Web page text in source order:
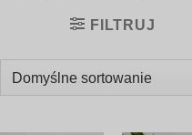
FILTRUJ